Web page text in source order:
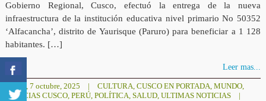
Gobierno Regional, Cusco, efectuó la entrega de la nueva
infraestructura de la institución educativa nivel primario No 50352
‘Alfacancha’, distrito de Yaurisque (Paruro) para beneficiar a 1 128
habitantes. […]
Leer mas...
martes, 7 octubre, 2025 | CULTURA, CUSCO EN PORTADA, MUNDO,
NOTICIAS CUSCO, PERÚ, POLÍTICA, SALUD, ULTIMAS NOTICIAS |